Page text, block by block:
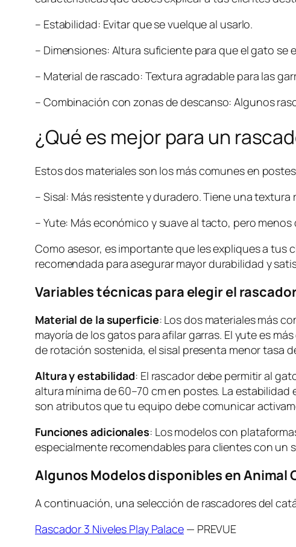
– Estabilidad: Evitar que se vuelque al usarlo.
– Dimensiones: Altura suficiente para que el gato se
– Material de rascado: Textura agradable para las
– Combinación con zonas de descanso: Algunos
¿Qué es mejor para un
Estos dos materiales son los más comunes en
– Sisal: Más resistente y duradero. Tiene una
– Yute: Más económico y suave al tacto, pero
Como asesor, es importante que les expliques a tus
recomendada para asegurar mayor durabilidad y
Variables técnicas para elegir el
Material de la superficie: Los dos materiales más
mayoría de los gatos para afilar garras. El yute es
de rotación sostenida, el sisal presenta menor tasa
Altura y estabilidad: El rascador debe permitir al
altura mínima de 60–70 cm en postes. La
son atributos que tu equipo debe comunicar
Funciones adicionales: Los modelos con
especialmente recomendables para clientes con
Algunos Modelos disponibles en Animal
A continuación, una selección de rascadores del
Rascador 3 Niveles Play Palace — PREVUE